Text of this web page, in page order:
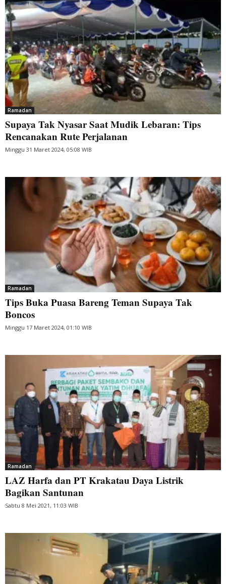
Ramadan
Supaya Tak Nyasar Saat Mudik Lebaran: Tips
Rencanakan Rute Perjalanan
Minggu 31 Maret 2024, 05:08 WIB
Ramadan
Tips Buka Puasa Bareng Teman Supaya Tak
Boncos
Minggu 17 Maret 2024, 01:10 WIB
Ramadan
LAZ Harfa dan PT Krakatau Daya Listrik
Bagikan Santunan
Sabtu 8 Mei 2021, 11:03 WIB